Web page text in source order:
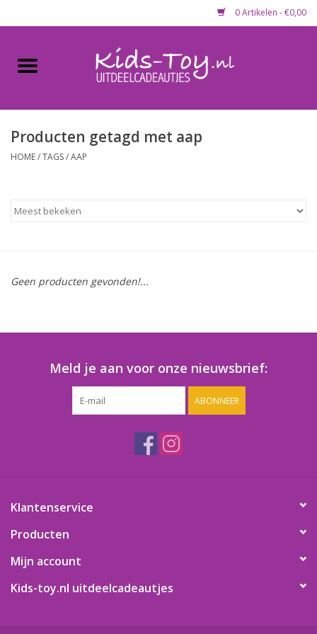
0 Artikelen - €0,00
Home
Gevulde capsules & mixen
Maandaanbieding
Lege capsules
Speelgoedpakketten
Gevulde capsules & mixen
Snoep / kauwgomballen
Producten getagd met aap
HOME/TAGS/AAP
Geen producten gevonden!...
Meld je aan voor onze nieuwsbrief:
ABONNEER
Klantenservice
Producten
Mijn account
Kids-toy.nl uitdeelcadeautjes